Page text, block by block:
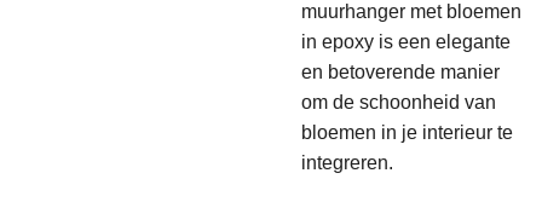
muurhanger met bloemen
in epoxy is een elegante
en betoverende manier
om de schoonheid van
bloemen in je interieur te
integreren.